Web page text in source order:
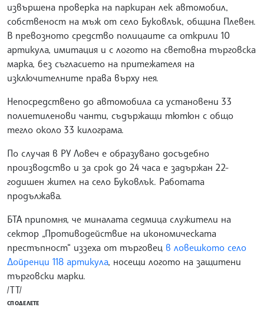
извършена проверка на паркиран лек автомобил,
собственост на мъж от село Буковлък, община Плевен.
В превозното средство полицаите са открили 10
артикула, имитация и с логото на световна търговска
марка, без съгласието на притежателя на
изключителните права върху нея.
Непосредствено до автомобила са установени 33
полиетиленови чанти, съдържащи тютюн с общо
тегло около 33 килограма.
По случая в РУ Ловеч е образувано досъдебно
производство и за срок до 24 часа е задържан 22-
годишен жител на село Буковлък. Работата
продължава.
БТА припомня, че миналата седмица служители на
сектор „Противодействие на икономическата
престъпност“ иззеха от търговец в ловешкото село
Дойренци 118 артикула, носещи логото на защитени
търговски марки.
/ТТ/
СПОДЕЛЕТЕ